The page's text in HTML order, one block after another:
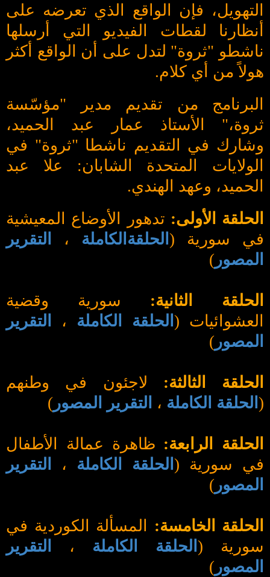
التهويل، فإن الواقع الذي تعرضه على
أنظارنا لقطات الفيديو التي أرسلها
ناشطو "ثروة" لتدل على أن الواقع أكثر
هولاً من أي كلام.
البرنامج من تقديم مدير "مؤسّسة
ثروة،" الأستاذ عمار عبد الحميد،
وشارك في التقديم ناشطا "ثروة" في
الولايات المتحدة الشابان: علا عبد
الحميد، وعهد الهندي.
الحلقة الأولى: تدهور الأوضاع المعيشية
في سورية ( الحلقةالكاملة ،
التقرير
المصور )
الحلقة الثانية: سورية وقضية
العشوائيات ( الحلقة الكاملة ،
التقرير
المصور )
الحلقة الثالثة: لاجئون في وطنهم
( الحلقة الكاملة ، التقرير المصور )
الحلقة الرابعة: ظاهرة عمالة الأطفال
في سورية ( الحلقة الكاملة ،
التقرير
المصور )
الحلقة الخامسة: المسألة الكوردية في
سورية ( الحلقة الكاملة ،
التقرير
المصور )